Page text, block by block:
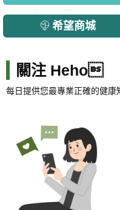
希望商城
關注 Heho
每日提供您最專業正確的健康